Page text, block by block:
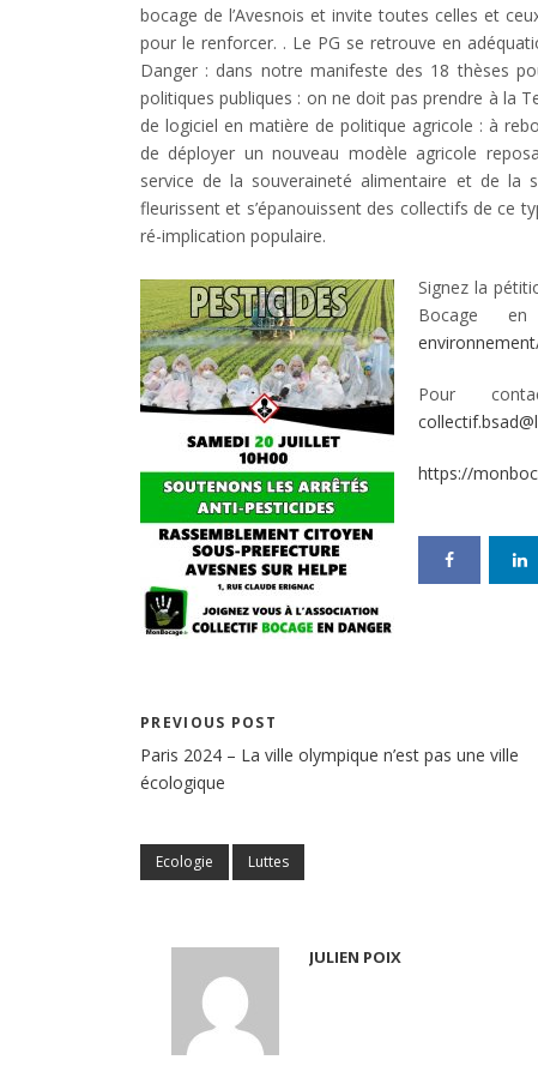
bocage de l’Avesnois et invite toutes celles et
pour le renforcer. . Le PG se retrouve en
Danger : dans notre manifeste des 18 thèses
politiques publiques : on ne doit pas prendre à la
de logiciel en matière de politique agricole : à
de déployer un nouveau modèle agricole
service de la souveraineté alimentaire et de
fleurissent et s’épanouissent des collectifs de ce
ré-implication populaire.
Signez la
Bocage
Pour
https://
PREVIOUS POST
Paris 2024 – La ville olympique n’est pas une ville
écologique
Ecologie Luttes
JULIEN POIX